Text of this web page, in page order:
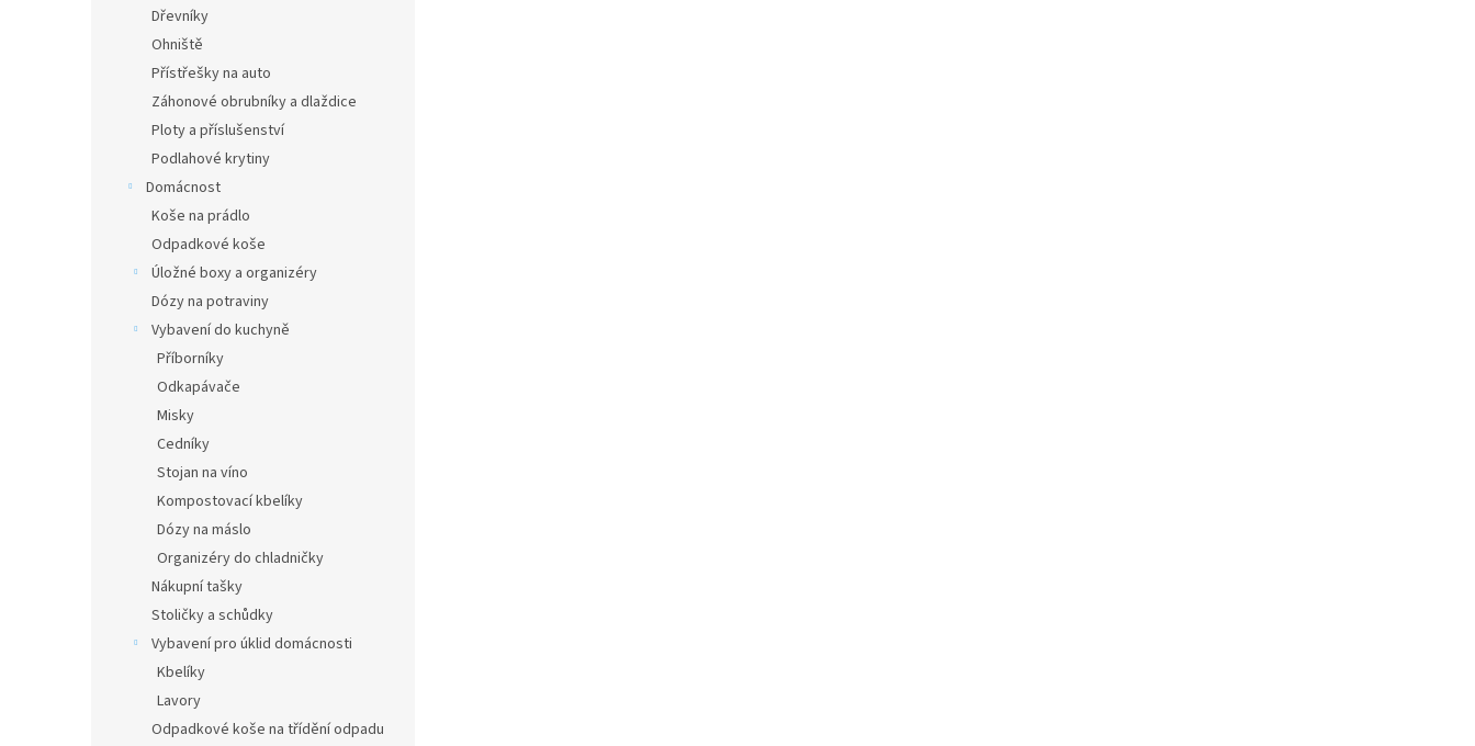
Dřevníky
Ohniště
Přístřešky na auto
Záhonové obrubníky a dlaždice
Ploty a příslušenství
Podlahové krytiny
Domácnost
Koše na prádlo
Odpadkové koše
Úložné boxy a organizéry
Dózy na potraviny
Vybavení do kuchyně
Příborníky
Odkapávače
Misky
Cedníky
Stojan na víno
Kompostovací kbelíky
Dózy na máslo
Organizéry do chladničky
Nákupní tašky
Stoličky a schůdky
Vybavení pro úklid domácnosti
Kbelíky
Lavory
Odpadkové koše na třídění odpadu